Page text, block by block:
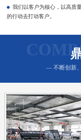
我们以客户为核心，以高质
的行动去打动客户。
— 不断创新